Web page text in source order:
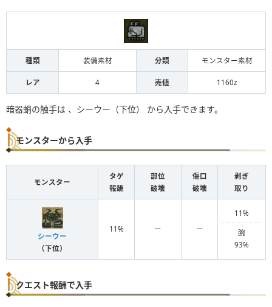
種類 装備素材 分類 モンスター素材
レア 4 売値 1160z
暗器蛸の触手は 、シーウー（下位） から入手できます。
モンスターから入手
モンスター
タゲ
報酬
部位
破壊
傷口
破壊
剥ぎ
取り
シーウー
（下位）
11% ー ー
11%
腕
93%
クエスト報酬で入手